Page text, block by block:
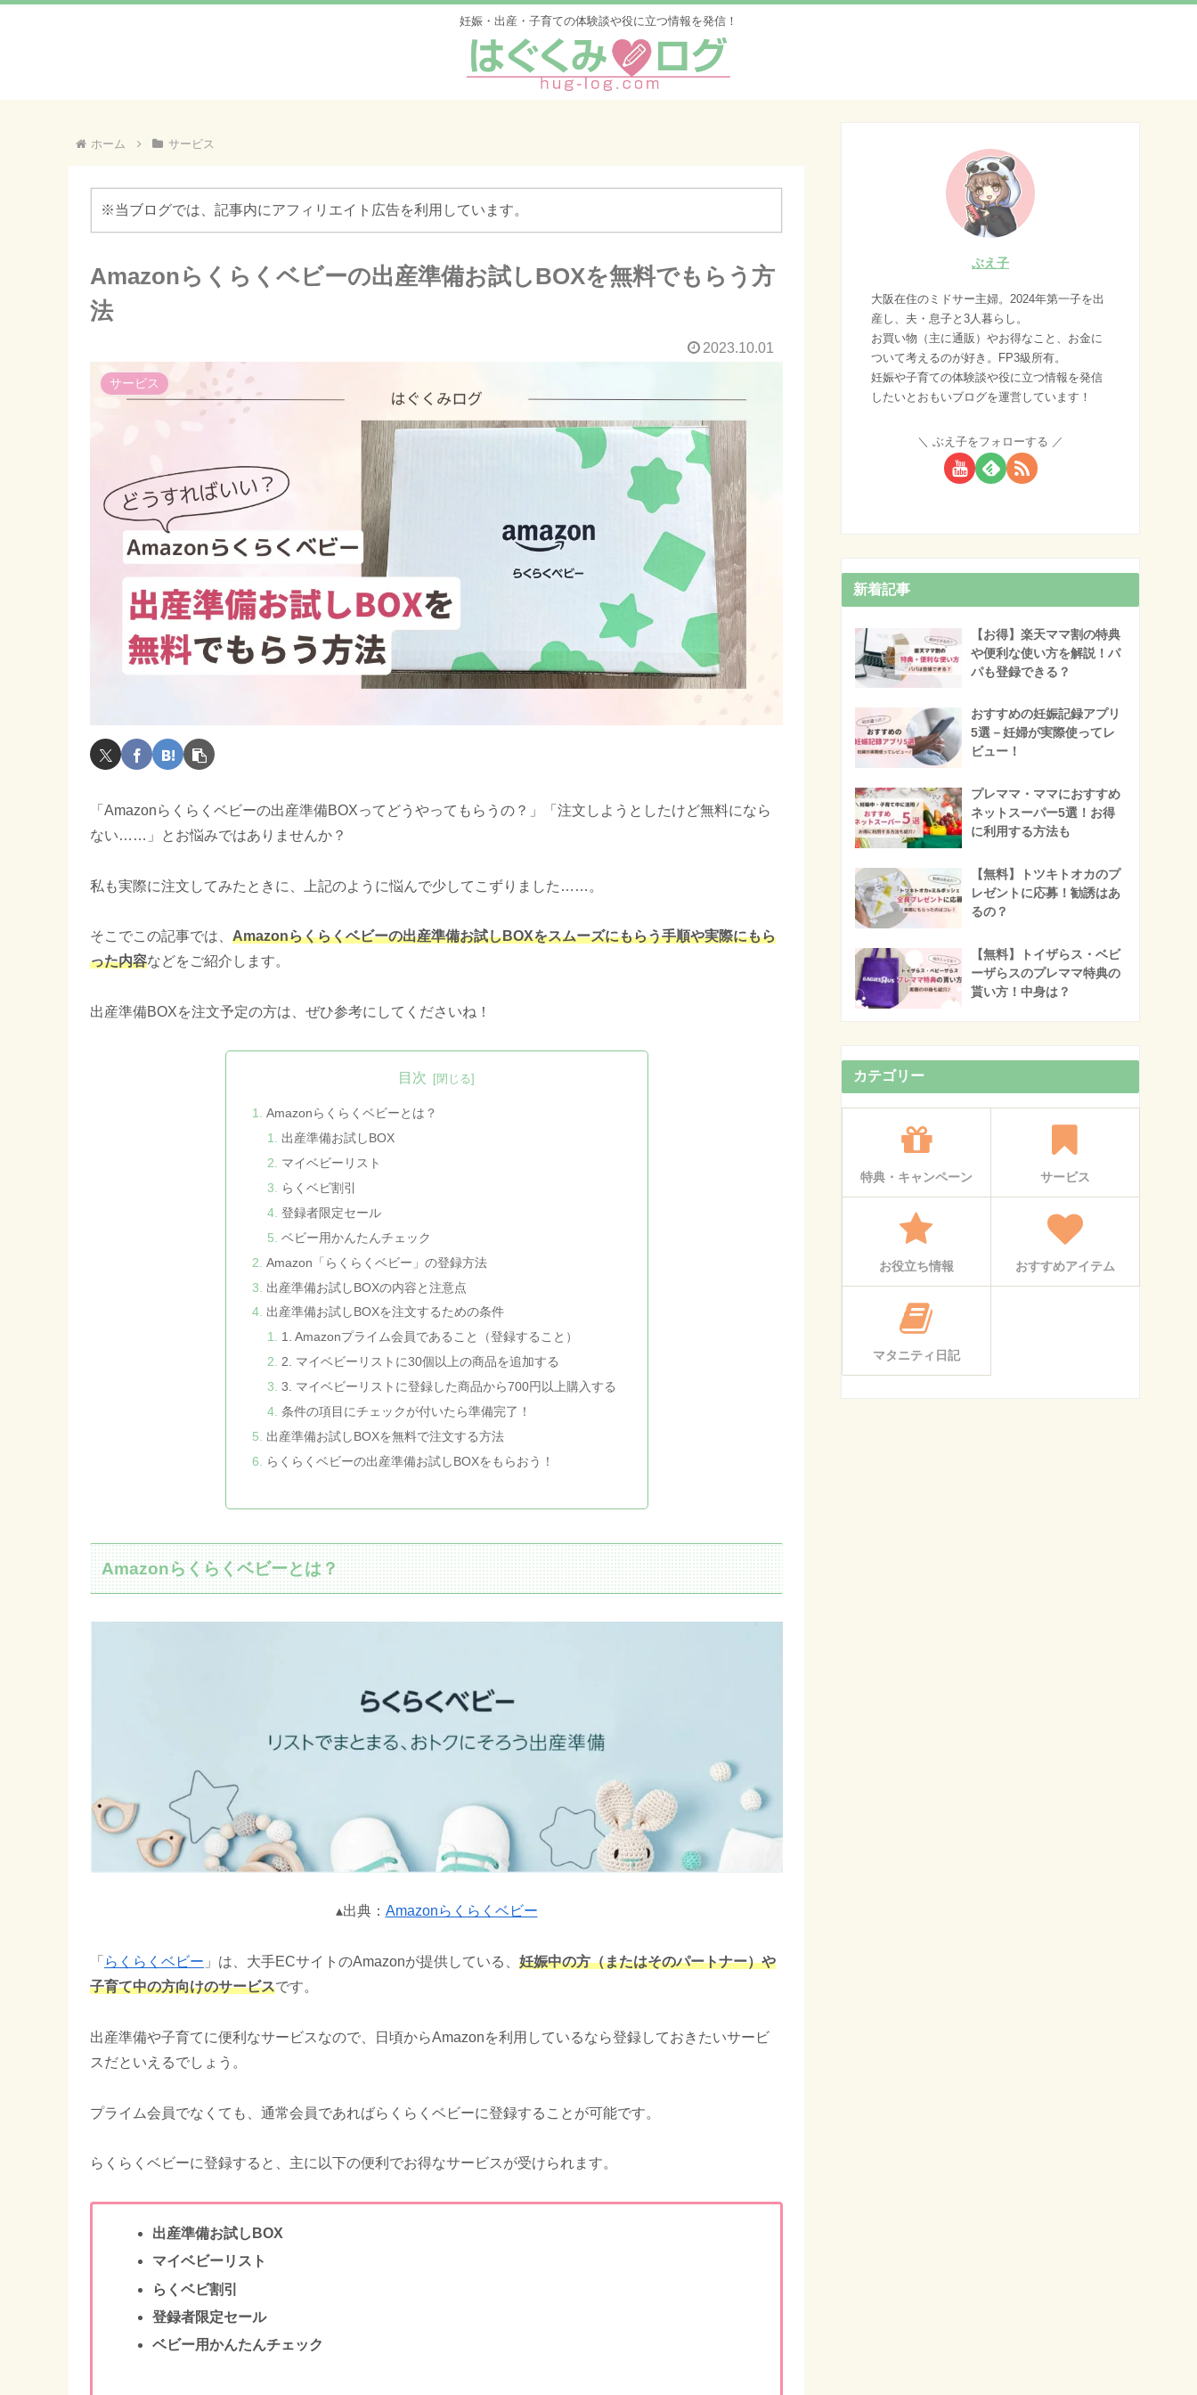
妊娠・出産・子育ての体験談や役に立つ情報を発信！
ホーム サービス
※当ブログでは、記事内にアフィリエイト広告を利用しています。
Amazonらくらくベビーの出産準備お試しBOXを無料でもらう方
法
2023.10.01
サービス
「Amazonらくらくベビーの出産準備BOXってどうやってもらうの？」「注文しようとしたけど無料になら
ない……」とお悩みではありませんか？
私も実際に注文してみたときに、上記のように悩んで少してこずりました……。
そこでこの記事では、 Amazonらくらくベビーの出産準備お試しBOXをスムーズにもらう手順や実際にもら
った内容などをご紹介します。
出産準備BOXを注文予定の方は、ぜひ参考にしてくださいね！
目次
Amazonらくらくベビーとは？
出産準備お試しBOX
マイベビーリスト
らくベビ割引
登録者限定セール
ベビー用かんたんチェック
Amazon「らくらくベビー」の登録方法
出産準備お試しBOXの内容と注意点
出産準備お試しBOXを注文するための条件
1. Amazonプライム会員であること（登録すること）
2. マイベビーリストに30個以上の商品を追加する
3. マイベビーリストに登録した商品から700円以上購入する
条件の項目にチェックが付いたら準備完了！
出産準備お試しBOXを無料で注文する方法
らくらくベビーの出産準備お試しBOXをもらおう！
Amazonらくらくベビーとは？
▴出典： Amazonらくらくベビー
「 らくらくベビー 」は、大手ECサイトのAmazonが提供している、 妊娠中の方（またはそのパートナー）や
子育て中の方向けのサービスです。
出産準備や子育てに便利なサービスなので、日頃からAmazonを利用しているなら登録しておきたいサービ
スだといえるでしょう。
プライム会員でなくても、通常会員であればらくらくベビーに登録することが可能です。
らくらくベビーに登録すると、主に以下の便利でお得なサービスが受けられます。
出産準備お試しBOX
マイベビーリスト
らくベビ割引
登録者限定セール
ベビー用かんたんチェック
ぶえ子
大阪在住のミドサー主婦。2024年第一子を出
産し、夫・息子と3人暮らし。
お買い物（主に通販）やお得なこと、お金に
ついて考えるのが好き。FP3級所有。
妊娠や子育ての体験談や役に立つ情報を発信
したいとおもいブログを運営しています！
ぶえ子をフォローする
新着記事
【お得】楽天ママ割の特典
や便利な使い方を解説！パ
パも登録できる？
おすすめの妊娠記録アプリ
5選－妊婦が実際使ってレ
ビュー！
プレママ・ママにおすすめ
ネットスーパー5選！お得
に利用する方法も
【無料】トツキトオカのプ
レゼントに応募！勧誘はあ
るの？
【無料】トイザらス・ベビ
ーザらスのプレママ特典の
貰い方！中身は？
カテゴリー
特典・キャンペーン サービス
お役立ち情報 おすすめアイテム
マタニティ日記